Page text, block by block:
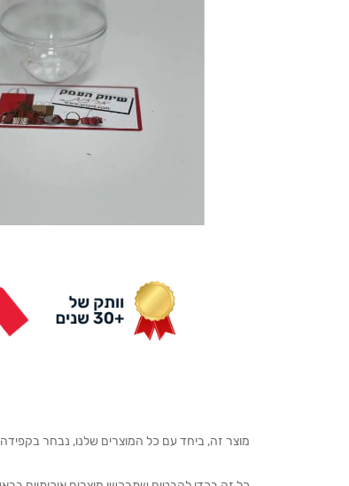
מוצר זה, ביחד עם כל המוצרים שלנו, נבחר